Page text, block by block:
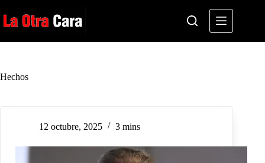
al
contenido
Hechos
12 octubre, 2025 3 mins